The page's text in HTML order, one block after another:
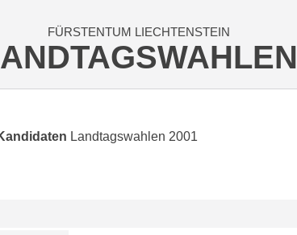
FÜRSTENTUM LIECHTENSTEIN
Landtagswahlen 2001